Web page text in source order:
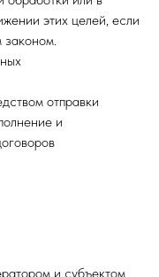
этих целей, если
законом.
отправки
и
и субъектом